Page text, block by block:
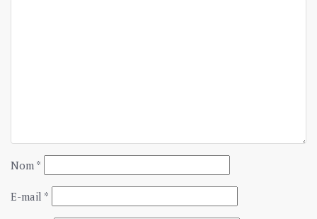
Nom *
E-mail *